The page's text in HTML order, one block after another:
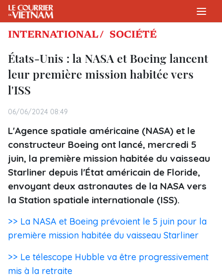
INTERNATIONAL / SOCIÉTÉ
États-Unis : la NASA et Boeing lancent
leur première mission habitée vers
l'ISS
06/06/2024 08:49
L'Agence spatiale américaine (NASA) et le
constructeur Boeing ont lancé, mercredi 5
juin, la première mission habitée du vaisseau
Starliner depuis l'État américain de Floride,
envoyant deux astronautes de la NASA vers
la Station spatiale internationale (ISS).
>> La NASA et Boeing prévoient le 5 juin pour la
première mission habitée du vaisseau Starliner
>> Le télescope Hubble va être progressivement
mis à la retraite